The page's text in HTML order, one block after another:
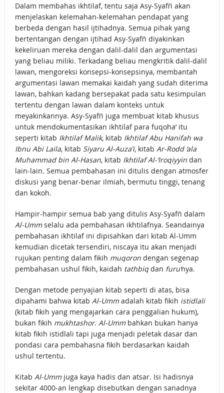
Dalam membahas ikhtilaf, tentu saja Asy-Syafi’i akan
menjelaskan kelemahan-kelemahan pendapat yang
berbeda dengan hasil ijtihadnya. Semua pihak yang
bertentangan dengan ijtihad Asy-Syafi’i diyakinkan
kekeliruan mereka dengan dalil-dalil dan argumentasi
yang beliau miliki. Terkadang beliau mengkritik dalil-dalil
lawan, mengoreksi konsepsi-konsepsinya, membantah
argumentasi lawan memakai kaidah yang sudah diterima
lawan, bahkan kadang bersepakat pada satu kesimpulan
tertentu dengan lawan dalam konteks untuk
meyakinkannya. Asy-Syafi’i juga membuat kitab khusus
untuk mendokumentasikan ikhtilaf para fuqoha’ itu
seperti kitab Ikhtilaf Malik, kitab Ikhtilaf Abu Hanifah wa
Ibnu Abi Laila, kitab Siyaru Al-Auza’i, kitab Ar-Rodd ‘ala
Muhammad bin Al-Hasan, kitab Ikhtilaf Al-‘Iroqiyyindan
lain-lain. Semua pembahasan ini ditulis dengan atmosfer
diskusi yang benar-benar ilmiah, bermutu tinggi, tenang
dan kokoh.
Hampir-hampir semua bab yang ditulis Asy-Syafi’i dalam
Al-Ummselalu ada pembahasan ikhtilafnya. Seandainya
pembahasan ikhtilaf ini dipisahkan dari kitab Al-Umm
kemudian dicetak tersendiri, niscaya itu akan menjadi
rujukan penting dalam fikih muqorondengan segenap
pembahasan ushul fikih, kaidah tathbiqdan furu’nya.
Dengan metode penyajian kitab seperti di atas, bisa
dipahami bahwa kitab Al-Ummadalah kitab fikih istidlali
(kitab fikih yang mengajarkan cara penggalian hukum),
bukan fikih mukhtashor. Al-Ummbahkan bukan hanya
kitab fikih istidlali tapi juga menjadi peletak dasar dan
pondasi cara pembahasna fikih berdasarkan kaidah
ushul tertentu.
Kitab Al-Ummjuga kaya hadis dan atsar. Isi hadisnya
sekitar 4000-an lengkap disebutkan dengan sanadnya